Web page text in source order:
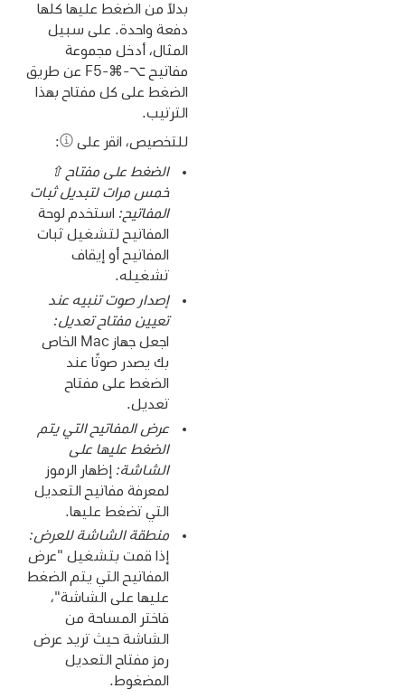
بدلاً من الضغط عليها كلها
دفعة واحدة. على سبيل
المثال، أدخل مجموعة
مفاتيح ⌥-⌘-F5 عن طريق
الضغط على كل مفتاح بهذا
الترتيب.
للتخصيص، انقر على :
الضغط على مفتاح ⇧
خمس مرات لتبديل ثبات
المفاتيح: استخدم لوحة
المفاتيح لتشغيل ثبات
المفاتيح أو إيقاف
تشغيله.
إصدار صوت تنبيه عند
تعيين مفتاح تعديل:
اجعل جهاز Mac الخاص
بك يصدر صوتًا عند
الضغط على مفتاح
تعديل.
عرض المفاتيح التي يتم
الضغط عليها على
الشاشة: إظهار الرموز
لمعرفة مفاتيح التعديل
التي تضغط عليها.
منطقة الشاشة للعرض:
إذا قمت بتشغيل "عرض
المفاتيح التي يتم الضغط
عليها على الشاشة"،
فاختر المساحة من
الشاشة حيث تريد عرض
رمز مفتاح التعديل
المضغوط.